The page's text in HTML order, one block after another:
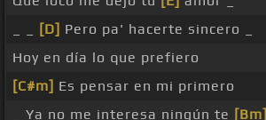
[D] Pero pa' hacerte sincero _
Hoy en día lo que prefiero
[C#m] Es pensar en mi primero
_ Ya no me interesa ningún te [Bm]